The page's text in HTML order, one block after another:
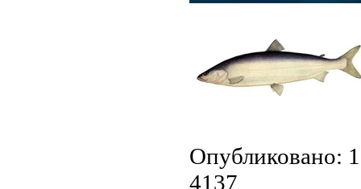
Опубликовано:
4137